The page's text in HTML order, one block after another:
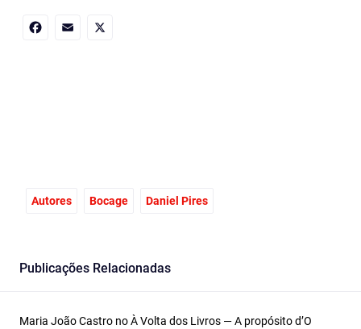
Autores Bocage Daniel Pires
Publicações Relacionadas
Maria João Castro no À Volta dos Livros — A propósito d’O